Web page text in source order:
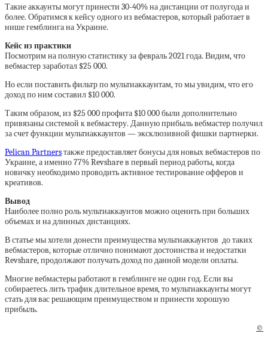
Такие аккаунты могут принести 30-40% на дистанции от полугода и
более. Обратимся к кейсу одного из вебмастеров, который работает в
нише гемблинга на Украине.
Кейс из практики
Посмотрим на полную статистику за февраль 2021 года. Видим, что
вебмастер заработал $25 000.
Но если поставить фильтр по мультиаккаунтам, то мы увидим, что его
доход по ним составил $10 000.
Таким образом, из $25 000 профита $10 000 были дополнительно
привязаны системой к вебмастеру. Данную прибыль вебмастер получил
за счет функции мультиаккаунтов — эксклюзивной фишки партнерки.
Pelican Partnersтакже предоставляет бонусы для новых вебмастеров по
Украине, а именно 77% Revshare в первый период работы, когда
новичку необходимо проводить активное тестирование офферов и
креативов.
Вывод
Наиболее полно роль мультиаккаунтов можно оценить при больших
объемах и на длинных дистанциях.
В статье мы хотели донести преимущества мультиаккаунтов до таких
вебмастеров, которые отлично понимают достоинства и недостатки
Revshare, продолжают получать доход по данной модели оплаты.
Многие вебмастеры работают в гемблинге не один год. Если вы
собираетесь лить трафик длительное время, то мультиаккаунты могут
стать для вас решающим преимуществом и принести хорошую
прибыль.
©